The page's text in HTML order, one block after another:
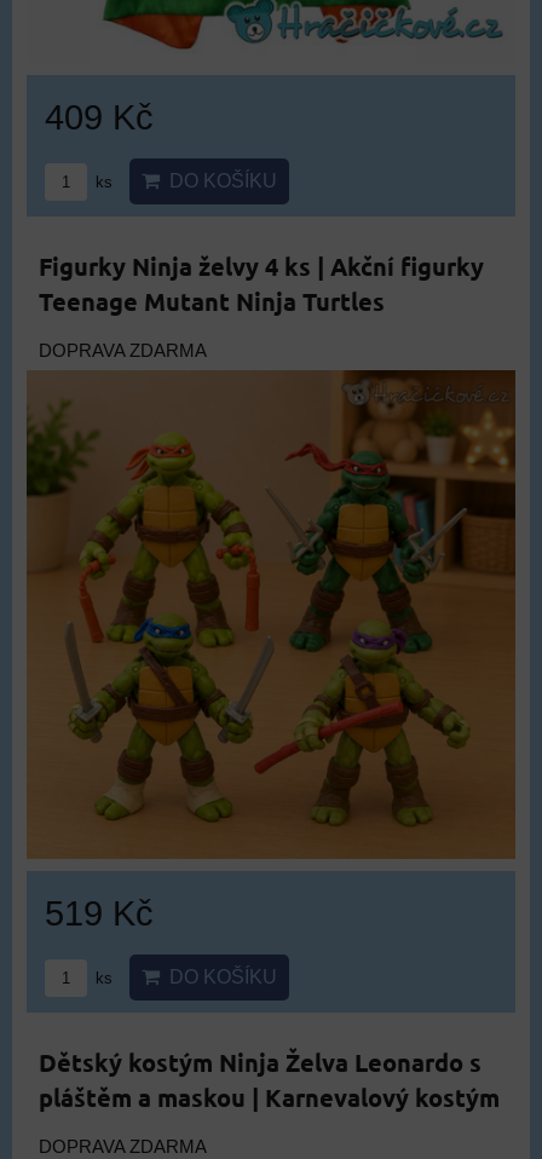
409 Kč
ks DO KOŠÍKU
Figurky Ninja želvy 4 ks | Akční figurky
Teenage Mutant Ninja Turtles
DOPRAVA ZDARMA
519 Kč
ks DO KOŠÍKU
Dětský kostým Ninja Želva Leonardo s
pláštěm a maskou | Karnevalový kostým
DOPRAVA ZDARMA